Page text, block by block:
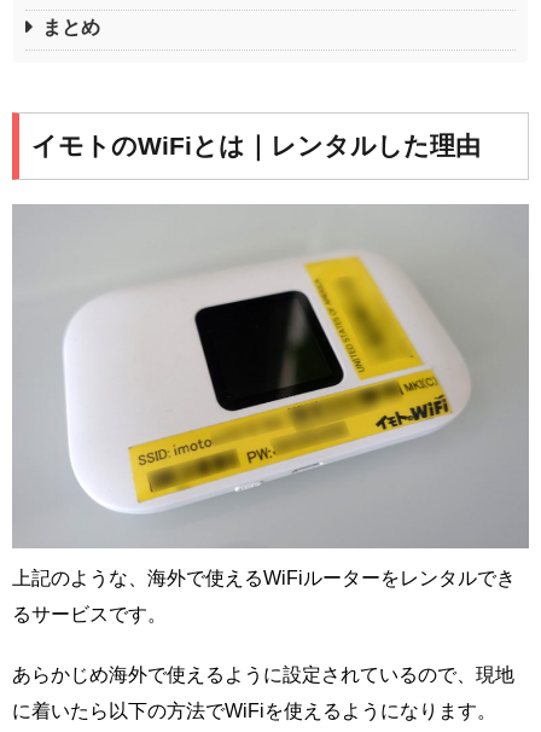
まとめ
イモトのWiFiとは｜レンタルした理由
上記のような、海外で使えるWiFiルーターをレンタルでき
るサービスです。
あらかじめ海外で使えるように設定されているので、現地
に着いたら以下の方法でWiFiを使えるようになります。